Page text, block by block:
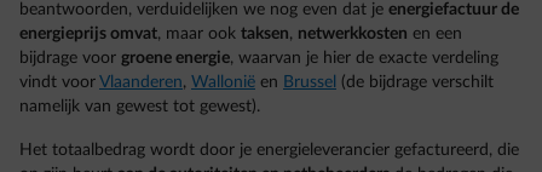
beantwoorden, verduidelijken we nog even dat je energiefactuur de
energieprijs omvat, maar ook taksen, netwerkkosten en een
bijdrage voor groene energie, waarvan je hier de exacte verdeling
vindt voor Vlaanderen, Wallonië en Brussel (de bijdrage verschilt
namelijk van gewest tot gewest).
Het totaalbedrag wordt door je energieleverancier gefactureerd, die